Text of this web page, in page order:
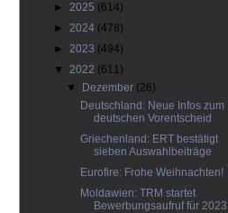
► 2025 (614)
► 2024 (478)
► 2023 (494)
▼ 2022 (611)
▼
Dezember (26)
Deutschland: Neue Infos zum
deutschen Vorentscheid
Griechenland: ERT bestätigt
sieben Auswahlbeiträge
Eurofire: Frohe Weihnachten!
Moldawien: TRM startet
Bewerbungsaufruf für 2023